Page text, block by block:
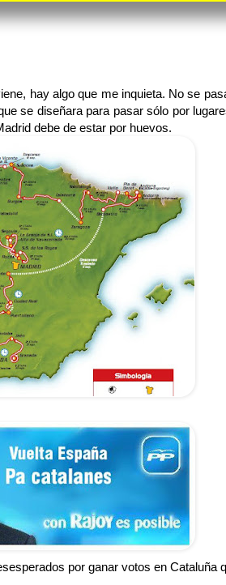
hay algo que me inquieta. No se
se diseñara para pasar sólo por
debe de estar por huevos.
por ganar votos en Cataluña